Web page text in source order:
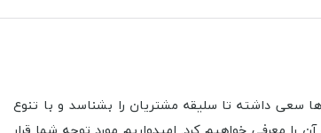
سعی داشته تا سلیقه مشتریان را بشناسد و با تنوع